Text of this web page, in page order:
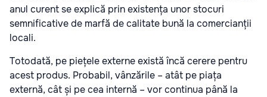
anul curent se explică prin existența unor stocuri
semnificative de marfă de calitate bună la comercianții
locali.
Totodată, pe piețele externe există încă cerere pentru
acest produs. Probabil, vânzările – atât pe piața
externă, cât și pe cea internă – vor continua până la